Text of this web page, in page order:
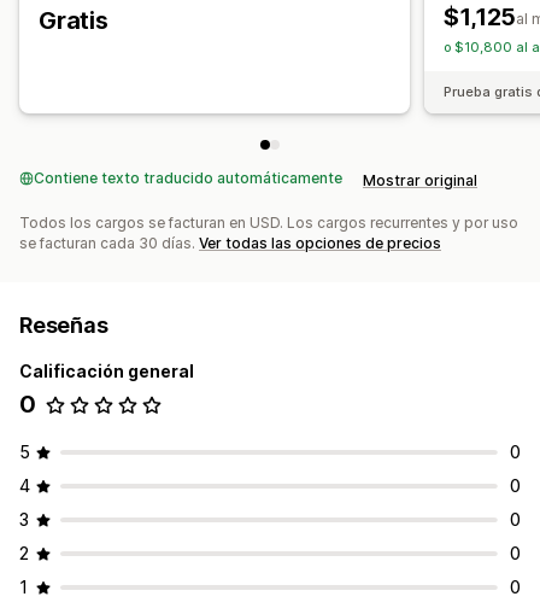
EE. UU. (Impuesto sobre las ventas)
Gratis $1,125al
o $10,800 al
Prueba gratis
Contiene texto traducido automáticamente Mostrar original
Todos los cargos se facturan en USD. Los cargos recurrentes y por uso
se facturan cada 30 días. Ver todas las opciones de precios
Reseñas
Calificación general
0
5
0
4
0
3
0
2
0
1
0